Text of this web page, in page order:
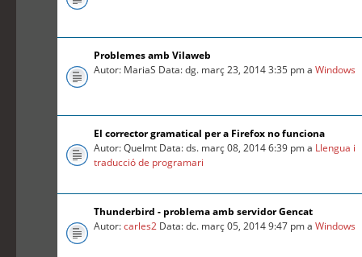
Problemes amb Vilaweb
Autor: MariaS Data: dg. març 23, 2014 3:35 pm aWindows
El corrector gramatical per a Firefox no funciona
Autor: Quelmt Data: ds. març 08, 2014 6:39 pm a Llengua i
traducció de programari
Thunderbird - problema amb servidor Gencat
Autor:carles2 Data: dc. març 05, 2014 9:47 pm aWindows